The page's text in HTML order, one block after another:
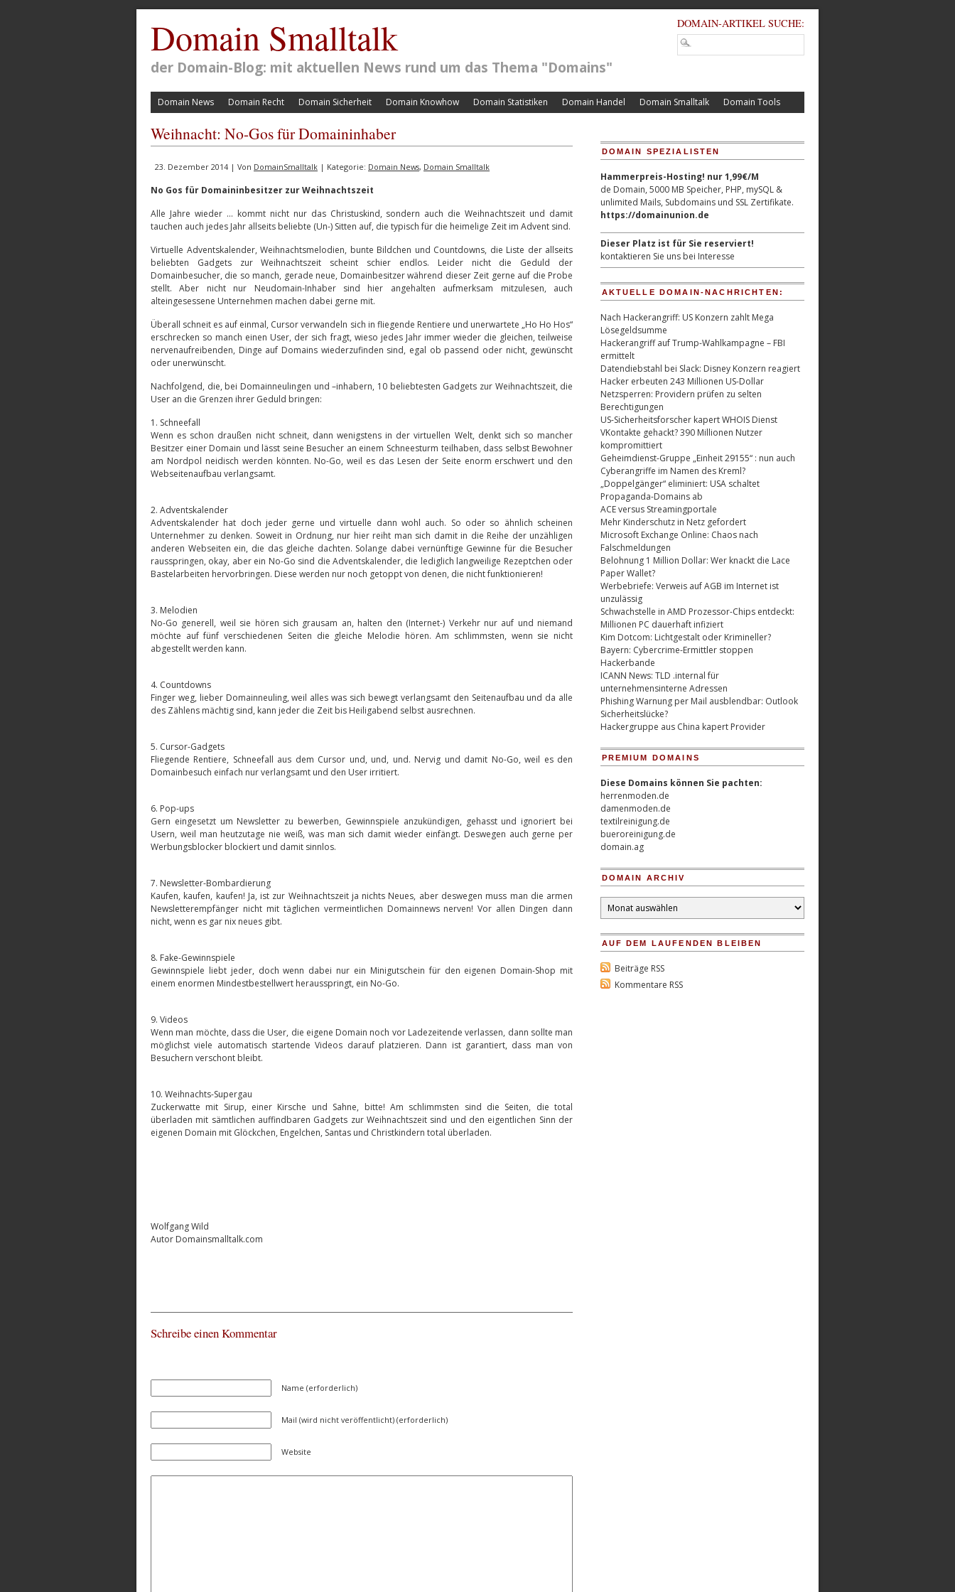
Domain Smalltalk
der Domain-Blog: mit aktuellen News rund um das Thema "Domains"
DOMAIN-ARTIKEL SUCHE:
Domain News Domain Recht Domain Sicherheit Domain Knowhow Domain Statistiken Domain Handel Domain Smalltalk Domain Tools
Weihnacht: No-Gos für Domaininhaber
23. Dezember 2014 | Von DomainSmalltalk | Kategorie: Domain News, Domain Smalltalk
No Gos für Domaininbesitzer zur Weihnachtszeit
Alle Jahre wieder … kommt nicht nur das Christuskind, sondern auch die Weihnachtszeit und damit
tauchen auch jedes Jahr allseits beliebte (Un-) Sitten auf, die typisch für die heimelige Zeit im Advent sind.
Virtuelle Adventskalender, Weihnachtsmelodien, bunte Bildchen und Countdowns, die Liste der allseits
beliebten Gadgets zur Weihnachtszeit scheint schier endlos. Leider nicht die Geduld der
Domainbesucher, die so manch, gerade neue, Domainbesitzer während dieser Zeit gerne auf die Probe
stellt. Aber nicht nur Neudomain-Inhaber sind hier angehalten aufmerksam mitzulesen, auch
alteingesessene Unternehmen machen dabei gerne mit.
Überall schneit es auf einmal, Cursor verwandeln sich in fliegende Rentiere und unerwartete „Ho Ho Hos“
erschrecken so manch einen User, der sich fragt, wieso jedes Jahr immer wieder die gleichen, teilweise
nervenaufreibenden, Dinge auf Domains wiederzufinden sind, egal ob passend oder nicht, gewünscht
oder unerwünscht.
Nachfolgend, die, bei Domainneulingen und –inhabern, 10 beliebtesten Gadgets zur Weihnachtszeit, die
User an die Grenzen ihrer Geduld bringen:
1. Schneefall
Wenn es schon draußen nicht schneit, dann wenigstens in der virtuellen Welt, denkt sich so mancher
Besitzer einer Domain und lässt seine Besucher an einem Schneesturm teilhaben, dass selbst Bewohner
am Nordpol neidisch werden könnten. No-Go, weil es das Lesen der Seite enorm erschwert und den
Webseitenaufbau verlangsamt.
2. Adventskalender
Adventskalender hat doch jeder gerne und virtuelle dann wohl auch. So oder so ähnlich scheinen
Unternehmer zu denken. Soweit in Ordnung, nur hier reiht man sich damit in die Reihe der unzähligen
anderen Webseiten ein, die das gleiche dachten. Solange dabei vernünftige Gewinne für die Besucher
rausspringen, okay, aber ein No-Go sind die Adventskalender, die lediglich langweilige Rezeptchen oder
Bastelarbeiten hervorbringen. Diese werden nur noch getoppt von denen, die nicht funktionieren!
3. Melodien
No-Go generell, weil sie hören sich grausam an, halten den (Internet-) Verkehr nur auf und niemand
möchte auf fünf verschiedenen Seiten die gleiche Melodie hören. Am schlimmsten, wenn sie nicht
abgestellt werden kann.
4. Countdowns
Finger weg, lieber Domainneuling, weil alles was sich bewegt verlangsamt den Seitenaufbau und da alle
des Zählens mächtig sind, kann jeder die Zeit bis Heiligabend selbst ausrechnen.
5. Cursor-Gadgets
Fliegende Rentiere, Schneefall aus dem Cursor und, und, und. Nervig und damit No-Go, weil es den
Domainbesuch einfach nur verlangsamt und den User irritiert.
6. Pop-ups
Gern eingesetzt um Newsletter zu bewerben, Gewinnspiele anzukündigen, gehasst und ignoriert bei
Usern, weil man heutzutage nie weiß, was man sich damit wieder einfängt. Deswegen auch gerne per
Werbungsblocker blockiert und damit sinnlos.
7. Newsletter-Bombardierung
Kaufen, kaufen, kaufen! Ja, ist zur Weihnachtszeit ja nichts Neues, aber deswegen muss man die armen
Newsletterempfänger nicht mit täglichen vermeintlichen Domainnews nerven! Vor allen Dingen dann
nicht, wenn es gar nix neues gibt.
8. Fake-Gewinnspiele
Gewinnspiele liebt jeder, doch wenn dabei nur ein Minigutschein für den eigenen Domain-Shop mit
einem enormen Mindestbestellwert herausspringt, ein No-Go.
9. Videos
Wenn man möchte, dass die User, die eigene Domain noch vor Ladezeitende verlassen, dann sollte man
möglichst viele automatisch startende Videos darauf platzieren. Dann ist garantiert, dass man von
Besuchern verschont bleibt.
10. Weihnachts-Supergau
Zuckerwatte mit Sirup, einer Kirsche und Sahne, bitte! Am schlimmsten sind die Seiten, die total
überladen mit sämtlichen auffindbaren Gadgets zur Weihnachtszeit sind und den eigentlichen Sinn der
eigenen Domain mit Glöckchen, Engelchen, Santas und Christkindern total überladen.
Wolfgang Wild
Autor Domainsmalltalk.com
Schreibe einen Kommentar
Name (erforderlich)
Mail (wird nicht veröffentlicht) (erforderlich)
Website
DOMAIN SPEZIALISTEN
Hammerpreis-Hosting! nur 1,99€/M
de Domain, 5000 MB Speicher, PHP, mySQL &
unlimited Mails, Subdomains und SSL Zertifikate.
https://domainunion.de
Dieser Platz ist für Sie reserviert!
kontaktieren Sie uns bei Interesse
AKTUELLE DOMAIN-NACHRICHTEN:
Nach Hackerangriff: US Konzern zahlt Mega
Lösegeldsumme
Hackerangriff auf Trump-Wahlkampagne – FBI
ermittelt
Datendiebstahl bei Slack: Disney Konzern reagiert
Hacker erbeuten 243 Millionen US-Dollar
Netzsperren: Providern prüfen zu selten
Berechtigungen
US-Sicherheitsforscher kapert WHOIS Dienst
VKontakte gehackt? 390 Millionen Nutzer
kompromittiert
Geheimdienst-Gruppe „Einheit 29155“ : nun auch
Cyberangriffe im Namen des Kreml?
„Doppelgänger“ eliminiert: USA schaltet
Propaganda-Domains ab
ACE versus Streamingportale
Mehr Kinderschutz in Netz gefordert
Microsoft Exchange Online: Chaos nach
Falschmeldungen
Belohnung 1 Million Dollar: Wer knackt die Lace
Paper Wallet?
Werbebriefe: Verweis auf AGB im Internet ist
unzulässig
Schwachstelle in AMD Prozessor-Chips entdeckt:
Millionen PC dauerhaft infiziert
Kim Dotcom: Lichtgestalt oder Krimineller?
Bayern: Cybercrime-Ermittler stoppen
Hackerbande
ICANN News: TLD .internal für
unternehmensinterne Adressen
Phishing Warnung per Mail ausblendbar: Outlook
Sicherheitslücke?
Hackergruppe aus China kapert Provider
PREMIUM DOMAINS
Diese Domains können Sie pachten:
herrenmoden.de
damenmoden.de
textilreinigung.de
bueroreinigung.de
domain.ag
DOMAIN ARCHIV
Domain
Archiv
AUF DEM LAUFENDEN BLEIBEN
Beiträge RSS
Kommentare RSS